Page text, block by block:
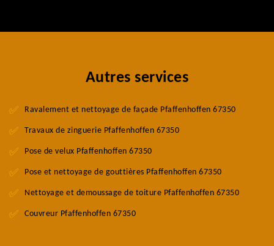
Autres services
Ravalement et nettoyage de façade Pfaffenhoffen 67350
Travaux de zinguerie Pfaffenhoffen 67350
Pose de velux Pfaffenhoffen 67350
Pose et nettoyage de gouttières Pfaffenhoffen 67350
Nettoyage et demoussage de toiture Pfaffenhoffen 67350
Couvreur Pfaffenhoffen 67350